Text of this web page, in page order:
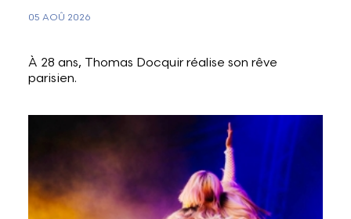
05 AOÛ 2026
À 28 ans, Thomas Docquir réalise son rêve
parisien.